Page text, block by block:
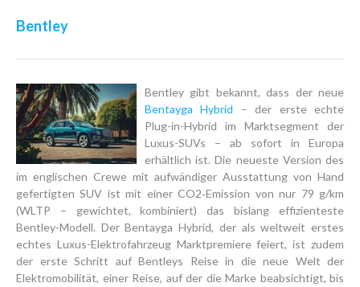
Bentley
Bentley gibt bekannt, dass der neue
Bentayga Hybrid – der erste echte
Plug-in-Hybrid im Marktsegment der
Luxus-SUVs – ab sofort in Europa
erhältlich ist. Die neueste Version des
im englischen Crewe mit aufwändiger Ausstattung von Hand
gefertigten SUV ist mit einer CO2‑Emission von nur 79 g/km
(WLTP – gewichtet, kombiniert) das bislang effizienteste
Bentley-Modell. Der Bentayga Hybrid, der als weltweit erstes
echtes Luxus-Elektrofahrzeug Marktpremiere feiert, ist zudem
der erste Schritt auf Bentleys Reise in die neue Welt der
Elektromobilität, einer Reise, auf der die Marke beabsichtigt, bis